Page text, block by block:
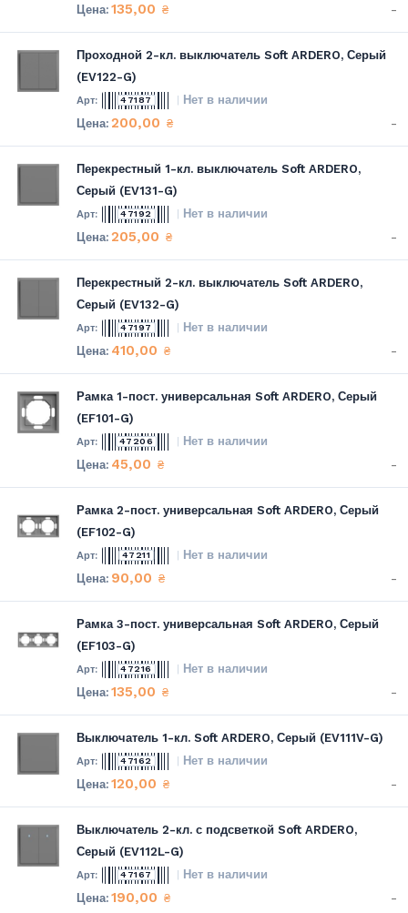
135,00 ₴ -
Проходной 2-кл. выключатель Soft ARDERO, Серый
(EV122-G)
47187 Нет в наличии
200,00 ₴ -
Перекрестный 1-кл. выключатель Soft ARDERO,
Серый (EV131-G)
47192 Нет в наличии
205,00 ₴ -
Перекрестный 2-кл. выключатель Soft ARDERO,
Серый (EV132-G)
47197 Нет в наличии
410,00 ₴ -
Рамка 1-пост. универсальная Soft ARDERO, Серый
(EF101-G)
47206 Нет в наличии
45,00 ₴ -
Рамка 2-пост. универсальная Soft ARDERO, Серый
(EF102-G)
47211 Нет в наличии
90,00 ₴ -
Рамка 3-пост. универсальная Soft ARDERO, Серый
(EF103-G)
47216 Нет в наличии
135,00 ₴ -
Выключатель 1-кл. Soft ARDERO, Серый (EV111V-G)
47162 Нет в наличии
120,00 ₴ -
Выключатель 2-кл. с подсветкой Soft ARDERO,
Серый (EV112L-G)
47167 Нет в наличии
190,00 ₴ -